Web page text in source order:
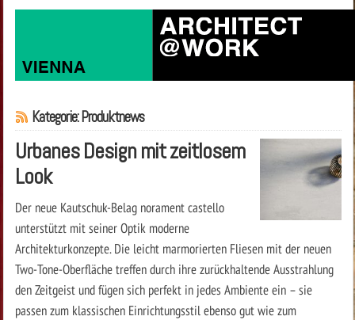
Kategorie: Produktnews
Urbanes Design mit zeitlosem
Look
Der neue Kautschuk-Belag norament castello
unterstützt mit seiner Optik moderne
Architekturkonzepte. Die leicht marmorierten Fliesen mit der neuen
Two-Tone-Oberfläche treffen durch ihre zurückhaltende Ausstrahlung
den Zeitgeist und fügen sich perfekt in jedes Ambiente ein – sie
passen zum klassischen Einrichtungsstil ebenso gut wie zum